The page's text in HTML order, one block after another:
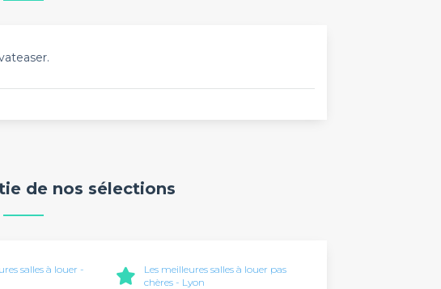
de nos sélections
salles à louer -
Les meilleures salles à louer pas
chères - Lyon